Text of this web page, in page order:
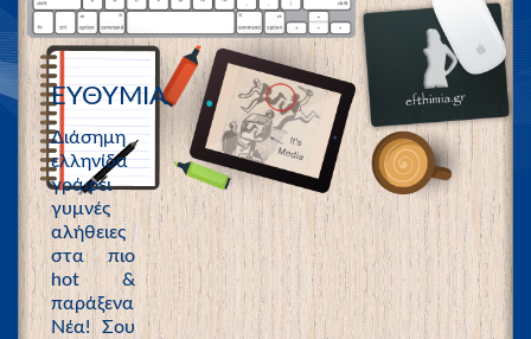
ΕΥΘΥΜΙΑ
Διάσημη
ελληνίδα
γράφει
γυμνές
αλήθειες
στα πιο
hot &
παράξενα
Νέα! Σου